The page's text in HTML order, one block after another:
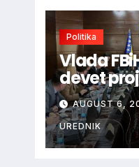
Politika
Vlada
devet
530.000
AUGUST 6,
UREDNIK